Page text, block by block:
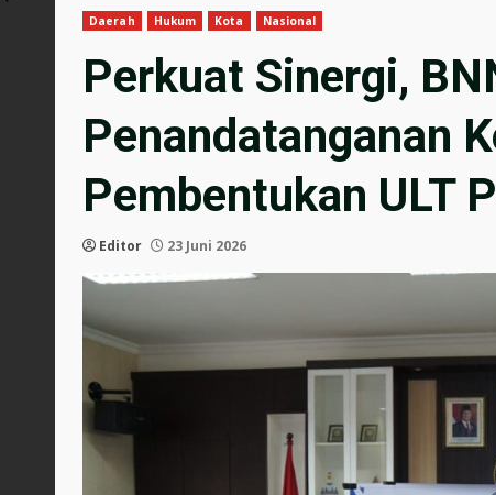
Daerah Hukum Kota Nasional
Perkuat Sinergi,
Penandatanganan
Pembentukan ULT
Editor 23 Juni 2026